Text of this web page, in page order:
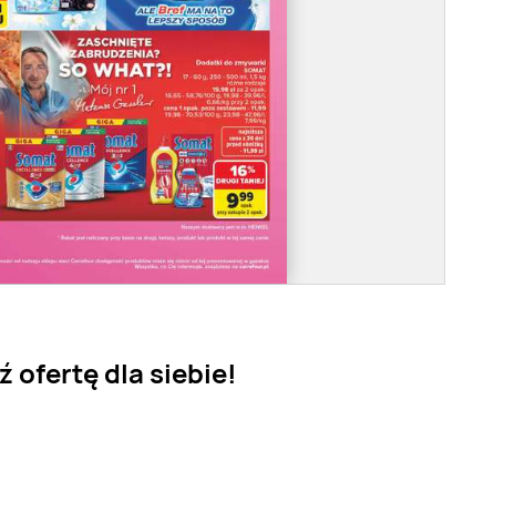
ofertę dla siebie!